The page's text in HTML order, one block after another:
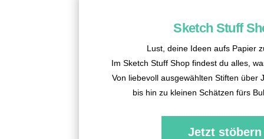
Sketch Stuff
Lust, deine Ideen aufs Papier
Im Sketch Stuff Shop findest du alles,
Von liebevoll ausgewählten Stiften über
bis hin zu kleinen Schätzen fürs
Jetzt stöbern